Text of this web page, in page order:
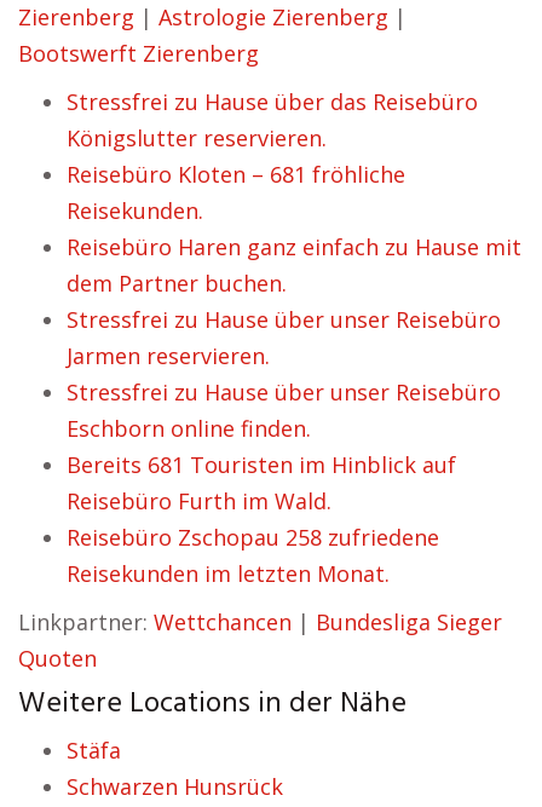
Zierenberg | Astrologie Zierenberg |
Bootswerft Zierenberg
Stressfrei zu Hause über das Reisebüro
Königslutter reservieren.
Reisebüro Kloten – 681 fröhliche
Reisekunden.
Reisebüro Haren ganz einfach zu Hause mit
dem Partner buchen.
Stressfrei zu Hause über unser Reisebüro
Jarmen reservieren.
Stressfrei zu Hause über unser Reisebüro
Eschborn online finden.
Bereits 681 Touristen im Hinblick auf
Reisebüro Furth im Wald.
Reisebüro Zschopau 258 zufriedene
Reisekunden im letzten Monat.
Linkpartner: Wettchancen | Bundesliga Sieger
Quoten
Weitere Locations in der Nähe
Stäfa
Schwarzen Hunsrück